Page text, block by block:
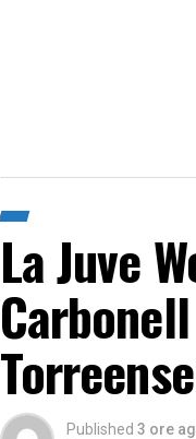
La Juve
Published 3 ore